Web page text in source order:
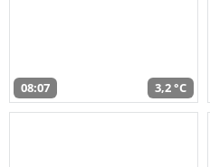
08:07 3,2 °C